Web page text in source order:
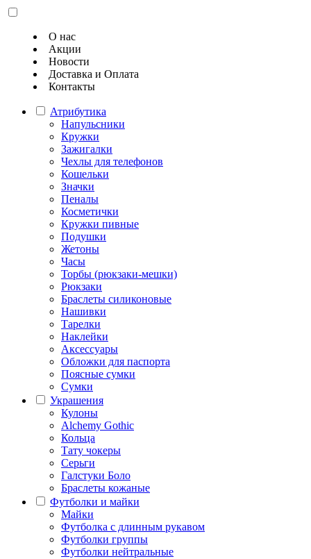
О нас
Акции
Новости
Доставка и Оплата
Контакты
Атрибутика
Напульсники
Кружки
Зажигалки
Чехлы для телефонов
Кошельки
Значки
Пеналы
Косметички
Кружки пивные
Подушки
Жетоны
Часы
Торбы (рюкзаки-мешки)
Рюкзаки
Браслеты силиконовые
Нашивки
Тарелки
Наклейки
Аксессуары
Обложки для паспорта
Поясные сумки
Сумки
Украшения
Кулоны
Alchemy Gothic
Кольца
Тату чокеры
Серьги
Галстуки Боло
Браслеты кожаные
Футболки и майки
Майки
Футболка с длинным рукавом
Футболки группы
Футболки нейтральные